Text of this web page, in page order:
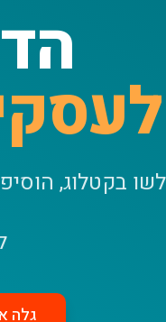
בקטלוג,
גלה